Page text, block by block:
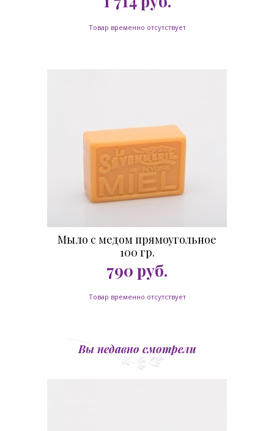
Товар временно отсутствует
Мыло с медом прямоугольное
100 гр.
790 руб.
Товар временно отсутствует
Вы недавно смотрели